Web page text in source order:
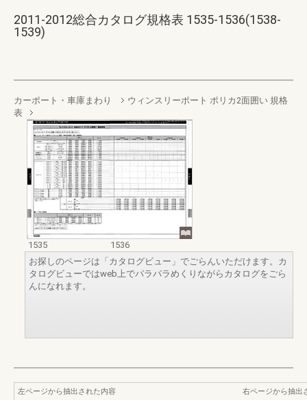
2011-2012総合カタログ規格表 1535-1536(1538-
1539)
カーポート・車庫まわり
ウィンスリーポート ポリカ2面囲い 規格
表
1535
1536
お探しのページは「カタログビュー」でごらんいただけます。カ
タログビューではweb上でパラパラめくりながらカタログをごら
んになれます。
左ページから抽出された内容
右ページから抽出